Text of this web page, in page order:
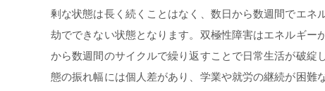
剰な状態は長く続くことはなく、数日から数週間でエ
劫でできない状態となります。双極性障害はエネルギー
から数週間のサイクルで繰り返すことで日常生活が破
態の振れ幅には個人差があり、学業や就労の継続が困難